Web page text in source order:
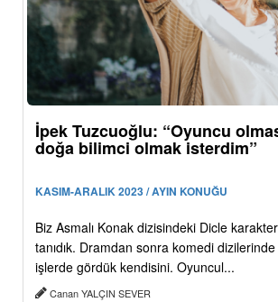
İpek Tuzcuoğlu: “Oyuncu
doğa bilimci olmak isterdim”
KASIM-ARALIK 2023 / AYIN KONUĞU
Biz Asmalı Konak dizisindeki Dicle
tanıdık. Dramdan sonra komedi dizilerinde
işlerde gördük kendisini. Oyuncul...
Canan YALÇIN SEVER